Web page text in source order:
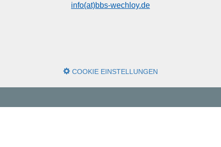
info(at)bbs-wechloy.de
COOKIE EINSTELLUNGEN